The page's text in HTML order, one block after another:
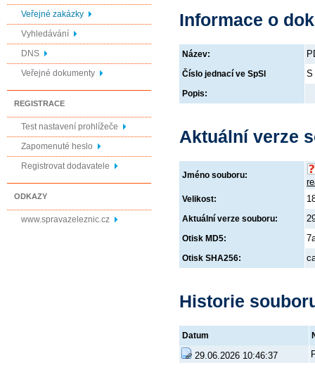
Veřejné zakázky
Vyhledávání
DNS
Veřejné dokumenty
REGISTRACE
Test nastavení prohlížeče
Zapomenuté heslo
Registrovat dodavatele
ODKAZY
www.spravazeleznic.cz
Informace o
Název:
Číslo jednací ve SpSl S
Popis:
Aktuální verze
Jméno souboru:
Velikost:
Aktuální verze souboru:
Otisk MD5:
Otisk SHA256:
Historie
Datum
29.06.2026 10:46:37